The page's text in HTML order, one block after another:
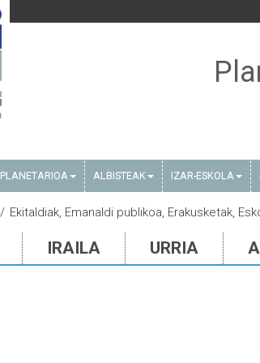
PLANETARIOA ALBISTEAK IZAR-ESKOLA
Ekitaldiak, Emanaldi publikoa, Erakusketak,
IRAILA URRIA